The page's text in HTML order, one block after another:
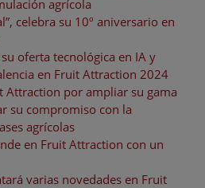
agrícola
celebra su 10º aniversario en
oferta tecnológica en IA y
en Fruit Attraction 2024
Attraction por ampliar su gama
su compromiso con la
agrícolas
en Fruit Attraction con un
varias novedades en Fruit